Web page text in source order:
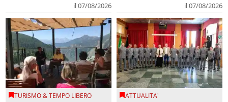
il 07/08/2026 il 07/08/2026
TURISMO & TEMPO LIBERO ATTUALITA'